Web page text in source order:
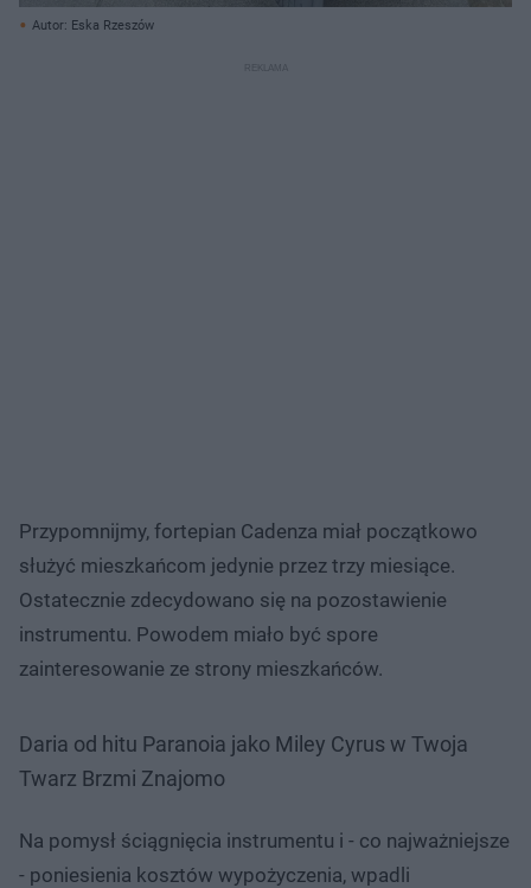
Autor: Eska Rzeszów
Przypomnijmy, fortepian Cadenza miał początkowo
służyć mieszkańcom jedynie przez trzy miesiące.
Ostatecznie zdecydowano się na pozostawienie
instrumentu. Powodem miało być spore
zainteresowanie ze strony mieszkańców.
Daria od hitu Paranoia jako Miley Cyrus w Twoja
Twarz Brzmi Znajomo
Na pomysł ściągnięcia instrumentu i - co najważniejsze
- poniesienia kosztów wypożyczenia, wpadli